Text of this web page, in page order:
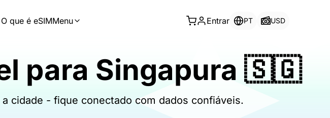
O que é eSIMMenu Entrar PT USD
para Singapura 🇸🇬
cidade - fique conectado com dados confiáveis.